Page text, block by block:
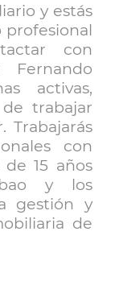
y estás
con
Fernando
activas,
trabajar
Trabajarás
con
15 años
y los
gestión y
de